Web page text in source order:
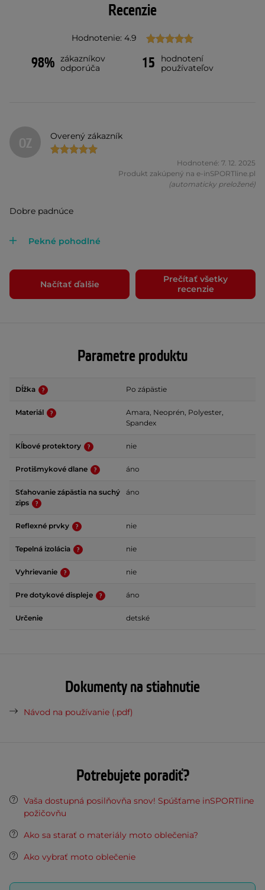
Recenzie
Hodnotenie: 4.9
98% zákazníkov
odporúča
15
hodnotení
používateľov
OZ Overený zákazník
Hodnotené: 7. 12. 2025
Produkt zakúpený na e-inSPORTline.pl
(automaticky preložené)
Dobre padnúce
Pekné pohodlné
Načítať ďalšie
Prečítať všetky
recenzie
Parametre produktu
Dĺžka Po zápästie
Materiál
Amara, Neoprén, Polyester,
Spandex
Kĺbové protektory nie
Protišmykové dlane áno
Sťahovanie zápästia na suchý
zips
áno
Reflexné prvky nie
Tepelná izolácia nie
Vyhrievanie nie
Pre dotykové displeje áno
Určenie detské
Dokumenty na stiahnutie
Návod na používanie (.pdf)
Potrebujete poradiť?
Vaša dostupná posilňovňa snov! Spúšťame inSPORTline
požičovňu
Ako sa starať o materiály moto oblečenia?
Ako vybrať moto oblečenie